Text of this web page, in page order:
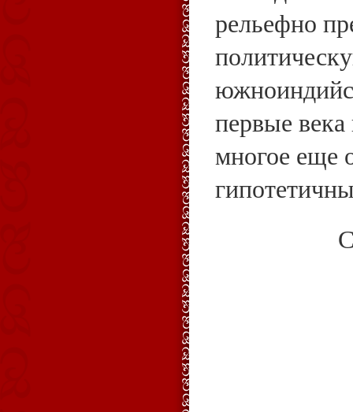
рельефно
первые
многое еще